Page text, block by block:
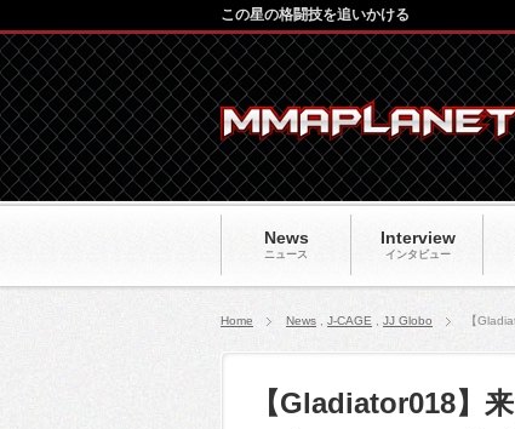
News
ニュース
Interview
インタビュー
この星の格闘技を追いかける
Home News J-CAGE JJ Globo 【
【Gladiator018】